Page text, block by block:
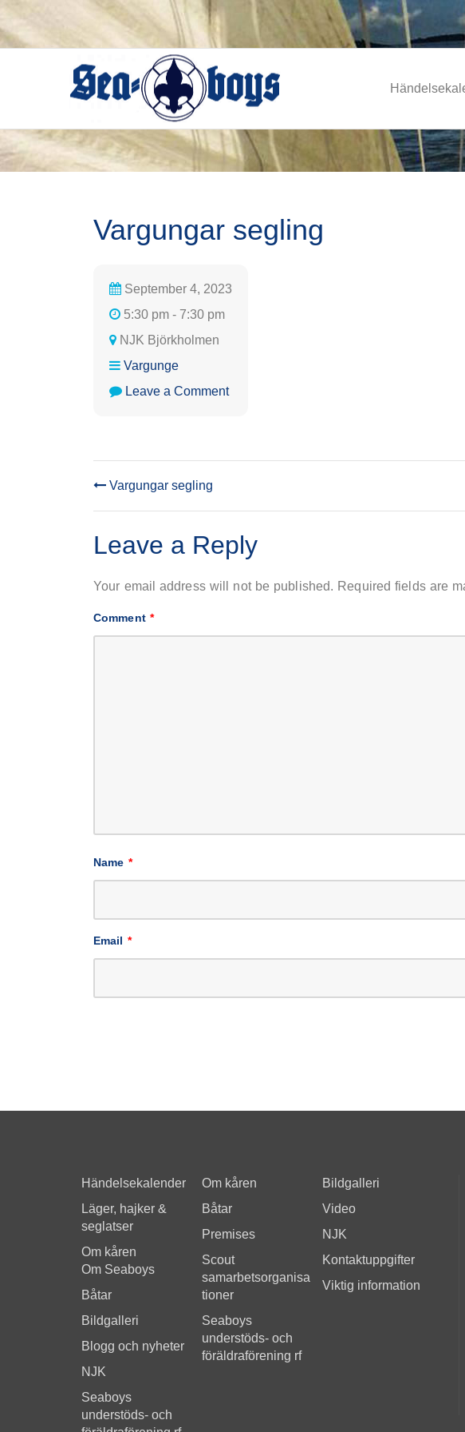
to
content
Vargungar segling
September 4, 2023
5:30 pm - 7:30 pm
NJK Björkholmen
Vargunge
Leave a Commenton
POST
NAVIGATION
Vargungar segling
Leave a Reply
Your email address will not be published. Required fields are
Comment *
Name *
Email *
Händelsekalender
Läger, hajker &
seglatser
Om kåren
Om Seaboys
Båtar
Bildgalleri
Blogg och nyheter
NJK
Seaboys
understöds- och
Om kåren
Båtar
Premises
Scout
samarbetsorganisa
tioner
Seaboys
understöds- och
föräldraförening rf
Bildgalleri
Video
NJK
Kontaktuppgifter
Viktig information